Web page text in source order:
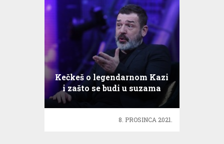
Kečkeš o legendarnom Kazi
i zašto se budi u suzama
8. PROSINCA 2021.